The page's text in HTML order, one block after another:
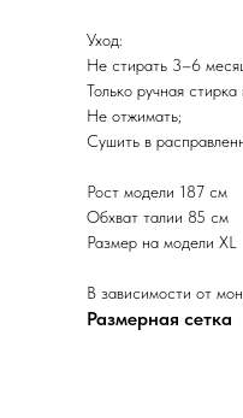
Уход:
Не стирать 3–6
Только ручная
Не отжимать;
Сушить в
Рост модели 187 см
Обхват талии 85 см
Размер на модели XL
В зависимости от
Размерная сетка